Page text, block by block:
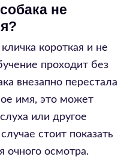
не
короткая и не
проходит без
внезапно перестала
имя, это может
или другое
стоит показать
очного осмотра.